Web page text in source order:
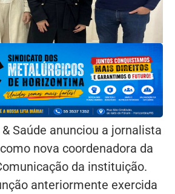
Saúde anunciou a jornalista
nova coordenadora da
da instituição.
anteriormente exercida